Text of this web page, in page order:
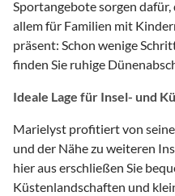
Sportangebote sorgen
allem für Familien mit
präsent: Schon wenige
finden Sie ruhige
Ideale Lage für Insel- und
Marielyst profitiert von
und der Nähe zu weiteren
hier aus erschließen Sie
Küstenlandschaften und